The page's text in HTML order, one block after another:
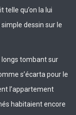
telle qu’on la lui
dessin sur le
longs tombant sur
s’écarta pour le
l’appartement
habitaient encore